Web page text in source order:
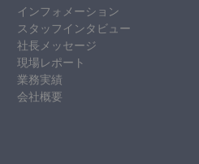
インフォメーション
スタッフインタビュー
社長メッセージ
現場レポート
業務実績
会社概要